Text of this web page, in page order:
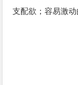
支配欲；容易激动